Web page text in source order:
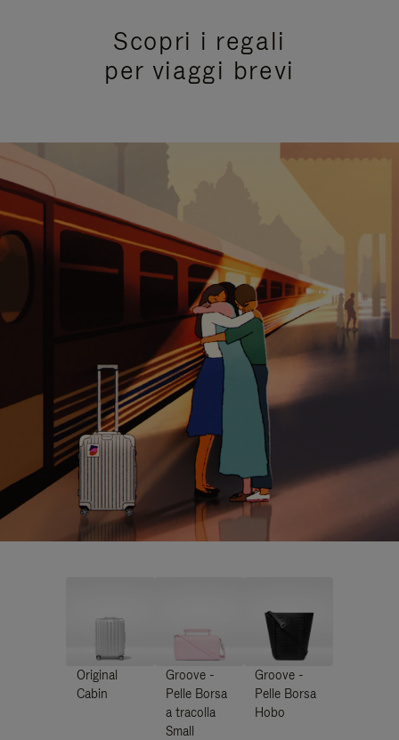
Scopri i regali
per viaggi brevi
Original
Cabin
Groove -
Pelle Borsa
a tracolla
Small
Groove -
Pelle Borsa
Hobo